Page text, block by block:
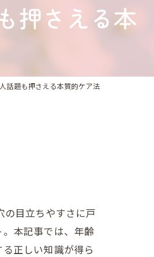
押さえる本
話題も押さえる本質的ケア法
目立ちやすさに戸
本記事では、年齢
正しい知識が得ら